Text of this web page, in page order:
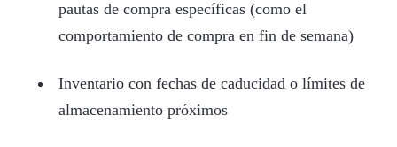
pautas de compra específicas (como el
comportamiento de compra en fin de semana)
Inventario con fechas de caducidad o límites de
almacenamiento próximos